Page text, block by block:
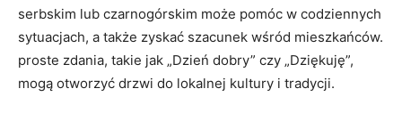
serbskim ‌lub czarnogórskim może pomóc w ⁣codziennych
sytuacjach, a także ⁤zyskać szacunek wśród mieszkańców.
proste zdania, takie jak „Dzień dobry” czy „Dziękuję”,
mogą otworzyć drzwi do lokalnej kultury i tradycji.